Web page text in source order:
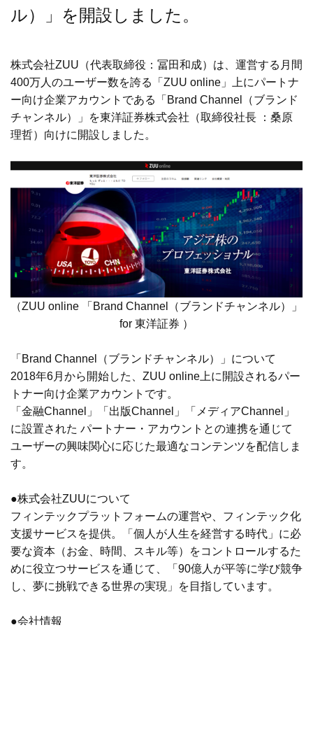
ル）」を開設しました。
株式会社ZUU（代表取締役：冨田和成）は、運営する月間
400万人のユーザー数を誇る「ZUU online」上にパートナ
ー向け企業アカウントである「Brand Channel（ブランド
チャンネル）」を東洋証券株式会社（取締役社長 ：桑原
理哲）向けに開設しました。
（ZUU online 「Brand Channel（ブランドチャンネル）」
for 東洋証券 ）
「Brand Channel（ブランドチャンネル）」について
2018年6月から開始した、ZUU online上に開設されるパー
トナー向け企業アカウントです。
「金融Channel」「出版Channel」「メディアChannel」
に設置された パートナー・アカウントとの連携を通じて
ユーザーの興味関心に応じた最適なコンテンツを配信しま
す。
●株式会社ZUUについて
フィンテックプラットフォームの運営や、フィンテック化
支援サービスを提供。「個人が人生を経営する時代」に必
要な資本（お金、時間、スキル等）をコントロールするた
めに役立つサービスを通じて、「90億人が平等に学び競争
し、夢に挑戦できる世界の実現」を目指しています。
●会社情報